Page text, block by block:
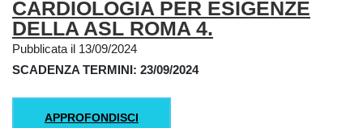
CARDIOLOGIA PER ESIGENZE
DELLA ASL ROMA 4.
Pubblicata il 13/09/2024
SCADENZA TERMINI: 23/09/2024
APPROFONDISCI